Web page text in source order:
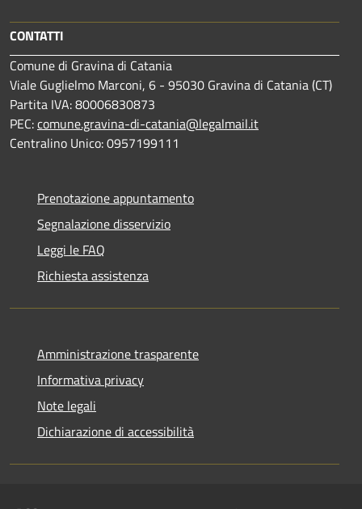
CONTATTI
Comune di Gravina di Catania
Viale Guglielmo Marconi, 6 - 95030 Gravina di Catania (CT)
Partita IVA: 80006830873
PEC:comune.gravina-di-catania@legalmail.it
Centralino Unico: 0957199111
Prenotazione appuntamento
Segnalazione disservizio
Leggi le FAQ
Richiesta assistenza
Amministrazione trasparente
Informativa privacy
Note legali
Dichiarazione di accessibilità